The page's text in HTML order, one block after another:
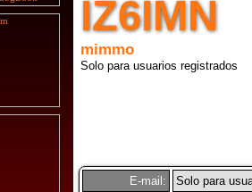
IZ6IMN
mimmo
Solo para usuarios registrados
E-mail:
Solo para